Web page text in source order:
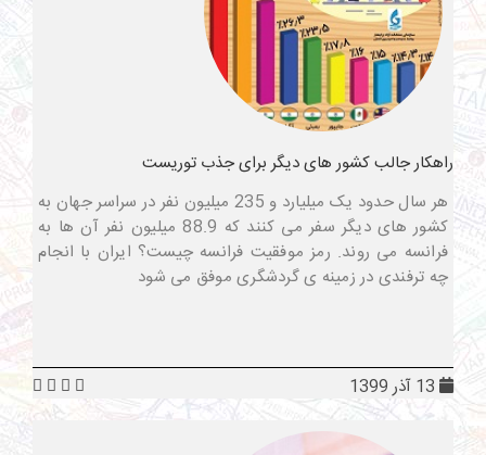
راهکار جالب کشور های دیگر برای جذب توریست
هر سال حدود یک میلیارد و 235 میلیون نفر در سراسر جهان به
کشور های دیگر سفر می کنند که 88.9 میلیون نفر آن ها به
فرانسه می روند. رمز موفقیت فرانسه چیست؟ ایران با انجام
چه ترفندی در زمینه ی گردشگری موفق می شود